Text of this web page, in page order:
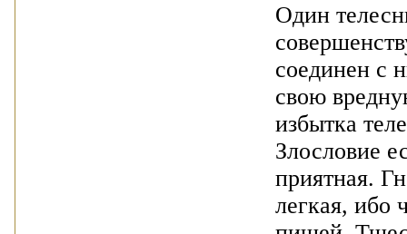
Один
соединен с
свою
избытка
Злословие
приятная.
легкая, ибо